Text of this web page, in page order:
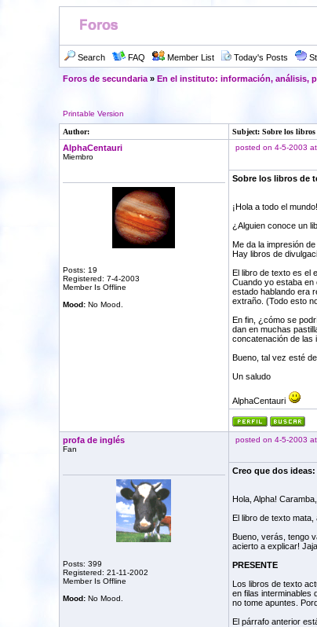
Search FAQ Member List Today's Posts
Foros de secundaria» En el instituto: información, análisis,
Printable Version
Author: Subject: Sobre los libros
AlphaCentauri
Miembro
Posts: 19
Registered: 7-4-2003
Member Is Offline
Mood:No Mood.
posted on 4-5-2003
Sobre los libros de
¡Hola a todo el mundo!
¿Alguien conoce un
Me da la impresión
Hay libros de
El libro de texto es el
Cuando yo estaba en
estado hablando era
extraño. (Todo esto
En fin, ¿cómo se
dan en muchas
concatenación de las
Bueno, tal vez esté
Un saludo
AlphaCentauri
profa de inglés
Fan
Posts: 399
Registered: 21-11-2002
Member Is Offline
Mood:No Mood.
posted on 4-5-2003
Creo que dos
Hola, Alpha!
El libro de texto mata,
Bueno, verás, tengo
acierto a explicar!
PRESENTE
Los libros de texto
en filas interminables
no tome apuntes.
El párrafo anterior